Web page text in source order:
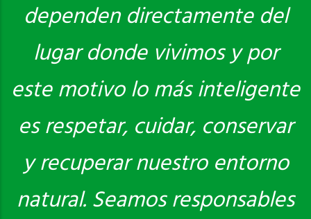
dependen directamente del
lugar donde vivimos y por
este motivo lo más inteligente
es respetar, cuidar, conservar
y recuperar nuestro entorno
natural. Seamos responsables